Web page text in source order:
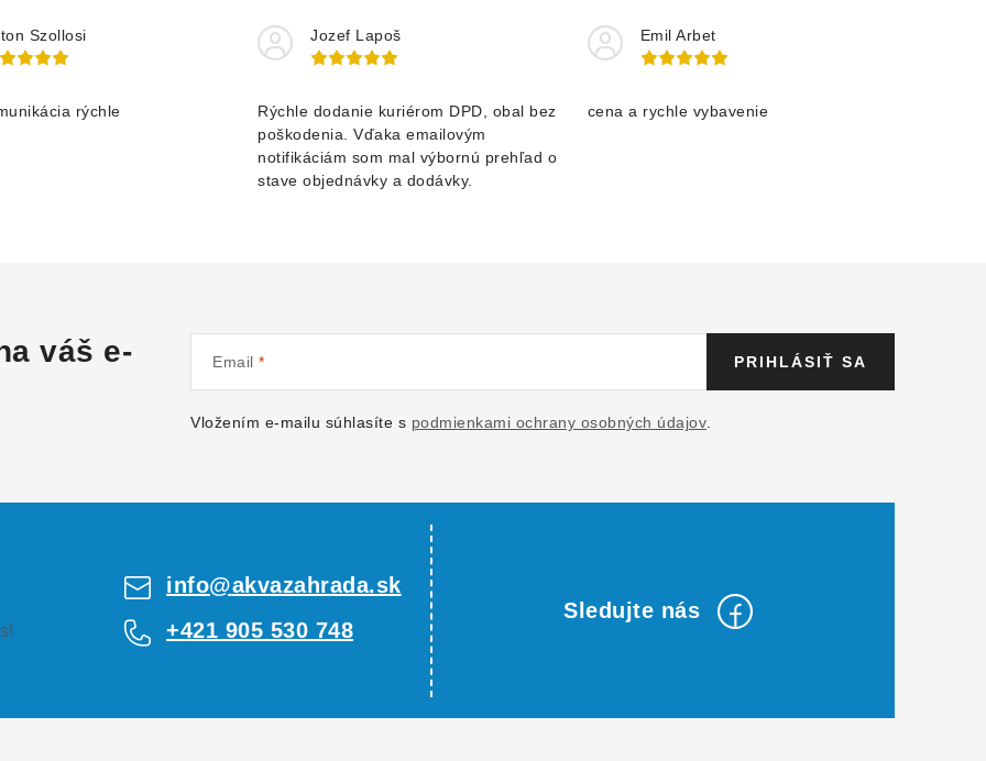
Szollosi
rýchle
Jozef Lapoš
Rýchle dodanie kuriérom DPD, obal bez
poškodenia. Vďaka emailovým
notifikáciám som mal výbornú prehľad o
stave objednávky a dodávky.
Emil Arbet
cena a rychle vybavenie
váš e-
Email
Vložením e-mailu súhlasíte s podmienkami ochrany osobných údajov
PRIHLÁSIŤ SA
info@akvazahrada.sk
+421 905 530 748